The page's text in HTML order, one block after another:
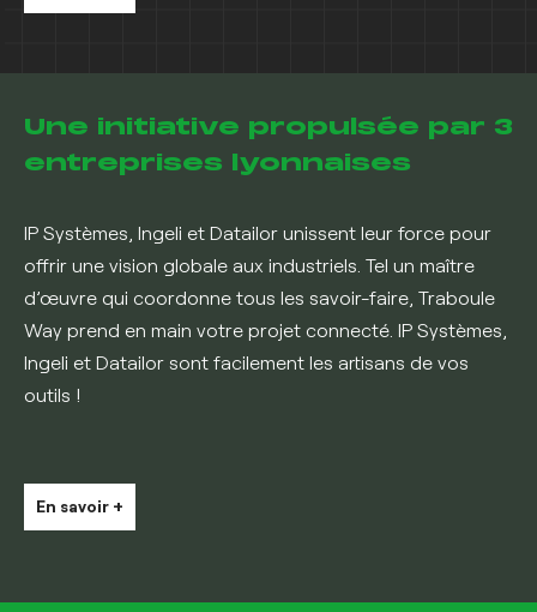
Une initiative propulsée par 3
entreprises lyonnaises
IP Systèmes, Ingeli et Datailor unissent leur force pour
offrir une vision globale aux industriels. Tel un maître
d’œuvre qui coordonne tous les savoir-faire, Traboule
Way prend en main votre projet connecté. IP Systèmes,
Ingeli et Datailor sont facilement les artisans de vos
outils !
En savoir +